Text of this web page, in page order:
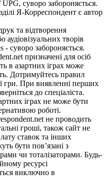
суворо забороняється.
Я-Корреспондент є автор
та відтворення
аудіовізуальних творів
- суворо забороняється.
призначені для осіб
в азартних іграх може
Дотримуйтесь правил
гри. При виявленні перших
до спеціаліста.
іграх не може бути
роботі.
не проводить
гроші, також сайт не
ставок та інших
бути пов’язані з
чи тоталізаторами. Будь-
ресурсі
виключно в